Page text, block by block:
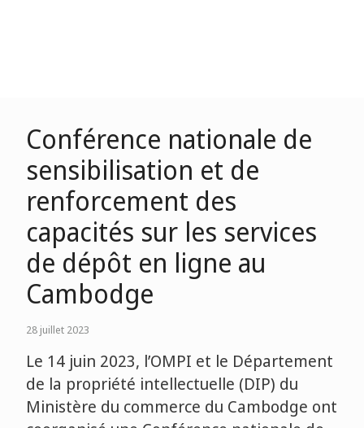
Conférence nationale de
sensibilisation et de
renforcement des
capacités sur les services
de dépôt en ligne au
Cambodge
28 juillet 2023
Le 14 juin 2023, l’OMPI et le Département
de la propriété intellectuelle (DIP) du
Ministère du commerce du Cambodge ont